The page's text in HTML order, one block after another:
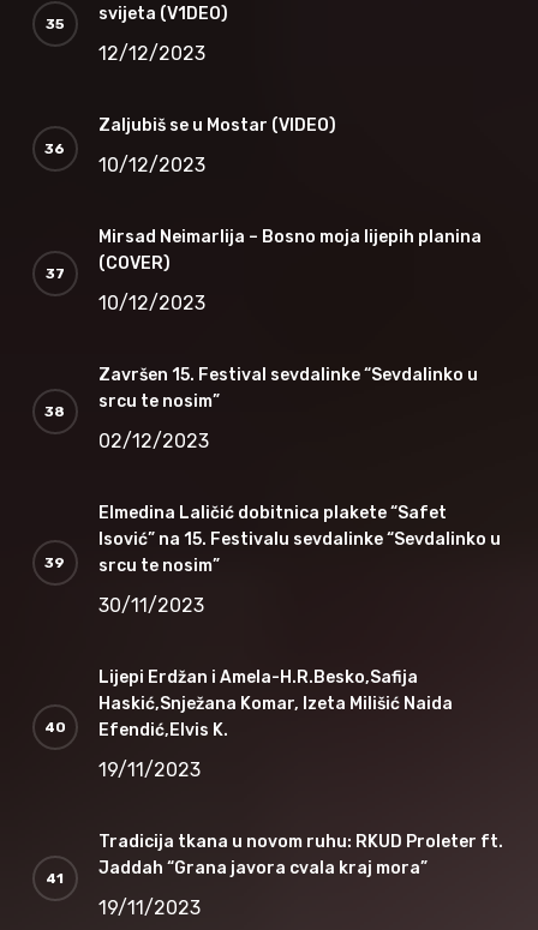
svijeta (V1DEO)
12/12/2023
Zaljubiš se u Mostar (VIDEO)
10/12/2023
Mirsad Neimarlija – Bosno moja lijepih planina
(COVER)
10/12/2023
Završen 15. Festival sevdalinke “Sevdalinko u
srcu te nosim”
02/12/2023
Elmedina Laličić dobitnica plakete “Safet
Isović” na 15. Festivalu sevdalinke “Sevdalinko u
srcu te nosim”
30/11/2023
Lijepi Erdžan i Amela-H.R.Besko,Safija
Haskić,Snježana Komar, Izeta Milišić Naida
Efendić,Elvis K.
19/11/2023
Tradicija tkana u novom ruhu: RKUD Proleter ft.
Jaddah “Grana javora cvala kraj mora”
19/11/2023